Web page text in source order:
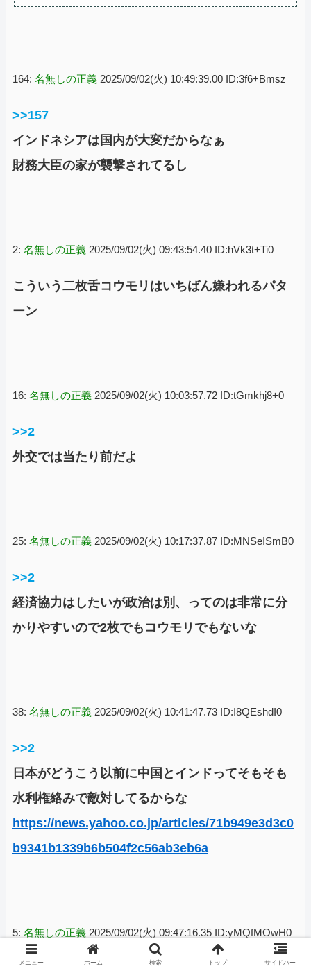
164: 名無しの正義 2025/09/02(火) 10:49:39.00 ID:3f6+Bmsz
>>157
インドネシアは国内が大変だからなぁ
財務大臣の家が襲撃されてるし
2: 名無しの正義 2025/09/02(火) 09:43:54.40 ID:hVk3t+Ti0
こういう二枚舌コウモリはいちばん嫌われるパタ
ーン
16: 名無しの正義 2025/09/02(火) 10:03:57.72 ID:tGmkhj8+0
>>2
外交では当たり前だよ
25: 名無しの正義 2025/09/02(火) 10:17:37.87 ID:MNSeISmB0
>>2
経済協力はしたいが政治は別、ってのは非常に分
かりやすいので2枚でもコウモリでもないな
38: 名無しの正義 2025/09/02(火) 10:41:47.73 ID:I8QEshdI0
>>2
日本がどうこう以前に中国とインドってそもそも
水利権絡みで敵対してるからな
https://news.yahoo.co.jp/articles/71b949e3d3c0
b9341b1339b6b504f2c56ab3eb6a
5: 名無しの正義 2025/09/02(火) 09:47:16.35 ID:yMQfMOwH0
中国はインドから梯子はずされて悔しそうw
メニュー ホーム 検索 トップ サイドバー